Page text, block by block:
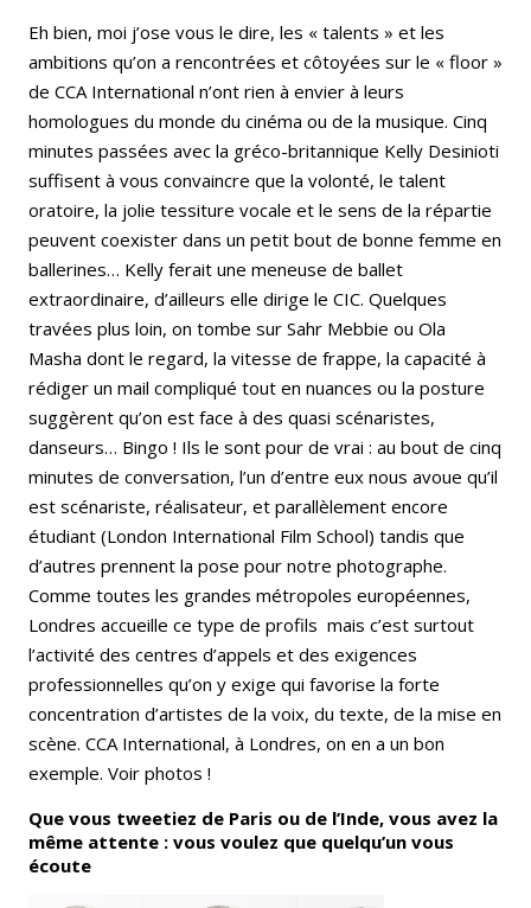
Eh bien, moi j’ose vous le dire, les « talents » et les
ambitions qu’on a rencontrées et côtoyées sur le « floor »
de CCA International n’ont rien à envier à leurs
homologues du monde du cinéma ou de la musique. Cinq
minutes passées avec la gréco-britannique Kelly Desinioti
suffisent à vous convaincre que la volonté, le talent
oratoire, la jolie tessiture vocale et le sens de la répartie
peuvent coexister dans un petit bout de bonne femme en
ballerines… Kelly ferait une meneuse de ballet
extraordinaire, d’ailleurs elle dirige le CIC. Quelques
travées plus loin, on tombe sur Sahr Mebbie ou Ola
Masha dont le regard, la vitesse de frappe, la capacité à
rédiger un mail compliqué tout en nuances ou la posture
suggèrent qu’on est face à des quasi scénaristes,
danseurs… Bingo ! Ils le sont pour de vrai : au bout de cinq
minutes de conversation, l’un d’entre eux nous avoue qu’il
est scénariste, réalisateur, et parallèlement encore
étudiant (London International Film School) tandis que
d’autres prennent la pose pour notre photographe.
Comme toutes les grandes métropoles européennes,
Londres accueille ce type de profils mais c’est surtout
l’activité des centres d’appels et des exigences
professionnelles qu’on y exige qui favorise la forte
concentration d’artistes de la voix, du texte, de la mise en
scène. CCA International, à Londres, on en a un bon
exemple. Voir photos !
Que vous tweetiez de Paris ou de l’Inde, vous avez la
même attente : vous voulez que quelqu’un vous
écoute